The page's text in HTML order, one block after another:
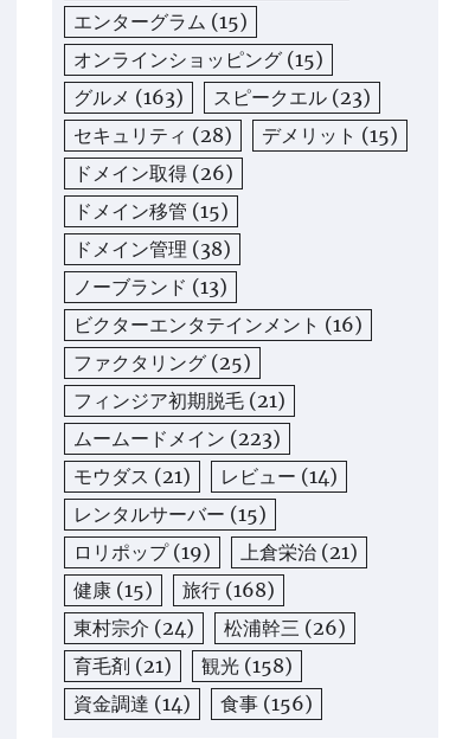
エンターグラム (15)
オンラインショッピング (15)
グルメ (163) スピークエル (23)
セキュリティ (28) デメリット (15)
ドメイン取得 (26)
ドメイン移管 (15)
ドメイン管理 (38)
ノーブランド (13)
ビクターエンタテインメント (16)
ファクタリング (25)
フィンジア初期脱毛 (21)
ムームードメイン (223)
モウダス (21) レビュー (14)
レンタルサーバー (15)
ロリポップ(19) 上倉栄治 (21)
健康 (15) 旅行 (168)
東村宗介 (24) 松浦幹三 (26)
育毛剤 (21) 観光 (158)
資金調達 (14) 食事 (156)